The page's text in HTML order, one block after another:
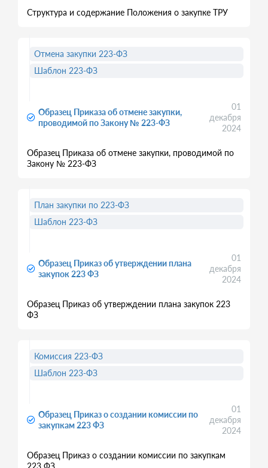
Структура и содержание Положения о закупке ТРУ
Образец Приказа об отмене закупки,
проводимой по Закону № 223-ФЗ
01
декабря
2024
Образец Приказа об отмене закупки, проводимой по
Закону № 223-ФЗ
Отмена закупки 223-ФЗ
Шаблон 223-ФЗ
Образец Приказ об утверждении плана
закупок 223 ФЗ
01
декабря
2024
Образец Приказ об утверждении плана закупок 223
ФЗ
План закупки по 223-ФЗ
Шаблон 223-ФЗ
Образец Приказ о создании комиссии по
закупкам 223 ФЗ
01
декабря
2024
Образец Приказ о создании комиссии по закупкам
223 ФЗ
Комиссия 223-ФЗ
Шаблон 223-ФЗ